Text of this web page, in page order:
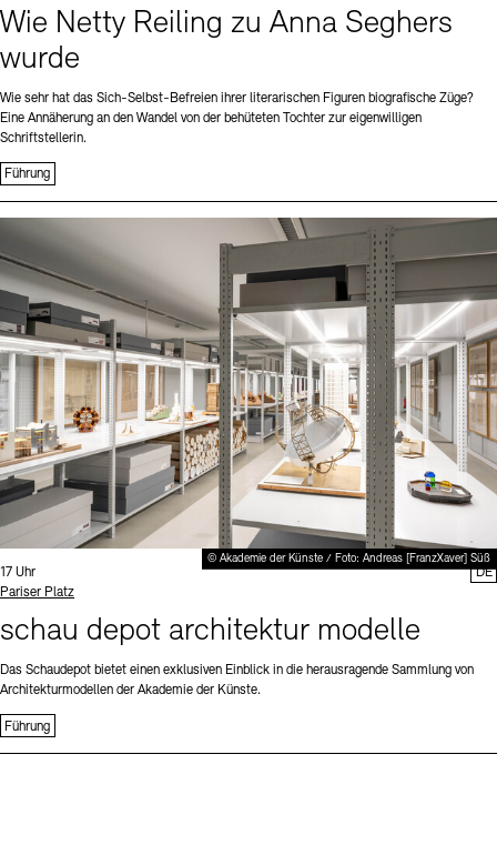
Wie Netty Reiling zu Anna Seghers
wurde
Wie sehr hat das Sich-Selbst-Befreien ihrer literarischen Figuren biografische Züge?
Eine Annäherung an den Wandel von der behüteten Tochter zur eigenwilligen
Schriftstellerin.
Führung
© Akademie der Künste / Foto: Andreas [FranzXaver] Süß
Uhrzeit:
17 Uhr
Standort
Pariser Platz
schau depot architektur modelle
Das Schaudepot bietet einen exklusiven Einblick in die herausragende Sammlung von
Architekturmodellen der Akademie der Künste.
Führung
DE